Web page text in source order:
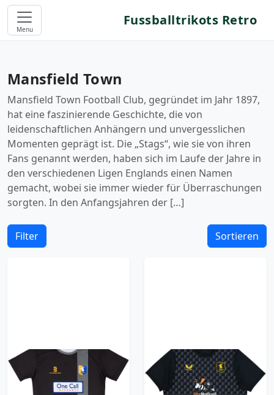
Menu
Fussballtrikots Retro
Mansfield Town
Mansfield Town Football Club, gegründet im Jahr 1897,
hat eine faszinierende Geschichte, die von
leidenschaftlichen Anhängern und unvergesslichen
Momenten geprägt ist. Die „Stags“, wie sie von ihren
Fans genannt werden, haben sich im Laufe der Jahre in
den verschiedenen Ligen Englands einen Namen
gemacht, wobei sie immer wieder für Überraschungen
sorgten. In den Anfangsjahren der […]
Filter Sortieren
2014-15 Mansfield
Town Away Shirt #22 -
6/10 - (L)
2024-25 Mansfield
Town Third Shirt -
10/10 - (XXL)